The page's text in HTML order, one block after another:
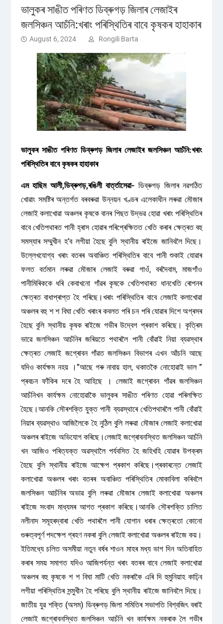
ভালুকৰ সাঙীত পৰিণত ডিব্ৰুগড় জিলাৰ লেজাইৰ
জলসিঞ্চন আচঁনি:খৰাং পৰিস্থিতিৰ বাবে কৃষকৰ হাহাকাৰ
August 6, 2024 Rongili Barta
ভালুকৰ সাঙীত পৰিণত ডিব্ৰুগড় জিলাৰ লেজাইৰ জলসিঞ্চন আচঁনি:খৰাং
পৰিস্থিতিৰ বাবে কৃষকৰ হাহাকাৰ
এম হাছিম আলী,ডিব্ৰুগড়,ৰঙিলী বাৰ্ত্তাসেৱা- ডিব্ৰুগড় জিলাৰ নৱগঠিত
খোৱাং সমষ্টিৰ অন্তৰ্গত বৰবৰুৱা উন্নয়ন খণ্ডৰ এলেকাধীন লৰুৱা মৌজাৰ
লেজাই কলাখোৱা অঞ্চলৰ কৃষকে বানৰ পিছত উদ্ভৱ হোৱা খৰাং পৰিস্থিতিৰ
বাবে খেতিপথাৰত পানী হ্ৰাস হোৱাৰ পৰিপ্ৰেক্ষিতত খেতি কৰাৰ ক্ষেত্ৰত বহু
সমস্যাৰ সম্মুখীন হ’ব লগীয়া হৈছে বুলি স্থানীয় ৰাইজে জানিবলৈ দিছে।
উল্লেখযোগ্য খৰাং বতৰৰ অবাঞ্চিত পৰিস্থিতিৰ বাবে পানী শুকাই যোৱাৰ
ফলত বৰ্তমান লৰুৱা মৌজাৰ লেজাই বৰুৱা গাওঁ, বৰদৈবাম, মাজগাঁও
পানীমিৰিককে ধৰি কেবাখনো গাঁৱৰ কৃষকে খেতিপথাৰত ধানখেতি ৰোপনৰ
ক্ষেত্ৰত বাধাপ্ৰাপ্ত হৈ পৰিছে।খৰাং পৰিস্থিতিৰ বাবে লেজাই কলাখোৱা
অঞ্চলৰ বহু শ শ বিঘা খেতি খৰাংৰ কবলত পৰি চন পৰি যোৱাৰ দিশে অগ্ৰসৰ
হৈছে বুলি স্থানীয় কৃষক ৰাইজে গভীৰ উদ্বেগ প্ৰকাশ কৰিছে। কৃত্ৰিম
ভাৱে জলসিঞ্চন আচঁনিৰ জৰিয়তে পথাৰলৈ পানী বোঁৱাই নিয়া ব্যৱস্থাৰ
ক্ষেত্ৰত লেজাই জগ্ৰোবন গাঁৱত জলসিঞ্চন বিভাগৰ এখন আঁচনি আছে
যদিও কাৰ্যক্ষম নহয় ।”আছে গৰু নাবায় হাল, থকাতকৈ নোহোৱাই ভাল ”
প্ৰবচন ফাঁকিৰ দৰে হৈ আহিছে । লেজাই জগ্ৰোবন গাঁৱৰ জলসিঞ্চন
আচঁনিখন কাৰ্যক্ষম নোহোৱাকৈ ভালুকৰ সাঙীত পৰিণত হোৱা পৰিলক্ষিত
হৈছে।আনকি সৌৰশক্তি যুক্ত পানী ব্যৱস্থাৰে খেতিপথাৰলৈ পানী বোঁৱাই
নিয়াৰ ব্যৱস্থাও আজিলৈকে হৈ নুঠিল বুলি লৰুৱা মৌজাৰ লেজাই কলাখোৱা
অঞ্চলৰ ৰাইজে অভিযোগ কৰিছে।লেজাই জগ্ৰোবনস্থিত জলসিঞ্চন আচঁনি
খন আজিও পৰিত্যক্ত অৱস্থালৈ পৰ্যবসিত হৈ জহিখহি যোৱাৰ উপক্ৰম
হৈছে বুলি স্থানীয় ৰাইজে আক্ষেপ প্ৰকাশ কৰিছে।প্ৰকাৰন্তে লেজাই
কলাখোৱা অঞ্চলৰ খৰাং বতৰৰ অবাঞ্চিত পৰিস্থিতিৰ মোকাবিলা কৰিবলৈ
জলসিঞ্চন আচঁনিৰ অভাৱ বুলি লৰুৱা মৌজাৰ লেজাই কলাখোৱা অঞ্চলৰ
ৰাইজে সংবাদ মাধ্যমৰ আগত প্ৰকাশ কৰিছে।আনকি সৌৰশক্তি চালিত
নলীনাদ সমূহৰদ্বাৰা খেতি পথাৰলৈ পানী যোগান ধৰাৰ ক্ষেত্ৰতো কোনো
গুৰুত্বপূৰ্ণ পদক্ষেপ গ্ৰহণ নকৰা বুলি লেজাই কলাখোৱা অঞ্চলৰ ৰাইজে কয়।
ইতিমধ্যে চলিত অসমীয়া নতুন বৰ্ষৰ শাওন মাহৰ মধ্য ভাগ দিন অতিবাহিত
কৰাৰ সময় সমাগত যদিও আজিপৰ্যন্ত খৰাং বতৰৰ বাবে লেজাই কলাখোৱা
অঞ্চলৰ বহু কৃষকে শ শ বিঘা মাটি খেতি নকৰাকৈ এৰি দি হুমুনিয়াহ কাঢ়িব
লগীয়া পৰিস্থিতিৰ সন্মুখীন হৈ পৰিছে বুলি স্থানীয় ৰাইজে জানিবলৈ দিছে।
জাতীয় যুৱ শক্তি (অসম) ডিব্ৰুগড় জিলা সমিতিৰ সভাপতি বিশ্বজিৎ বৰাই
লেজাই জগ্ৰোবনস্থিত জলসিঞ্চন আচঁনি খন কাৰ্যক্ষম নকৰাক লৈ গভীৰ